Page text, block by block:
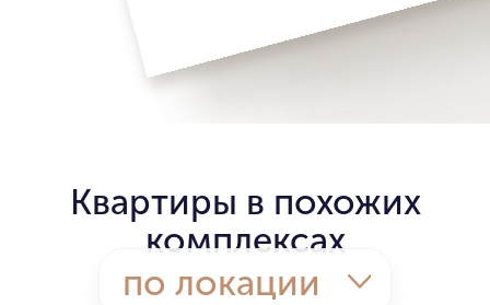
Квартиры в похожих
комплексах
по локации